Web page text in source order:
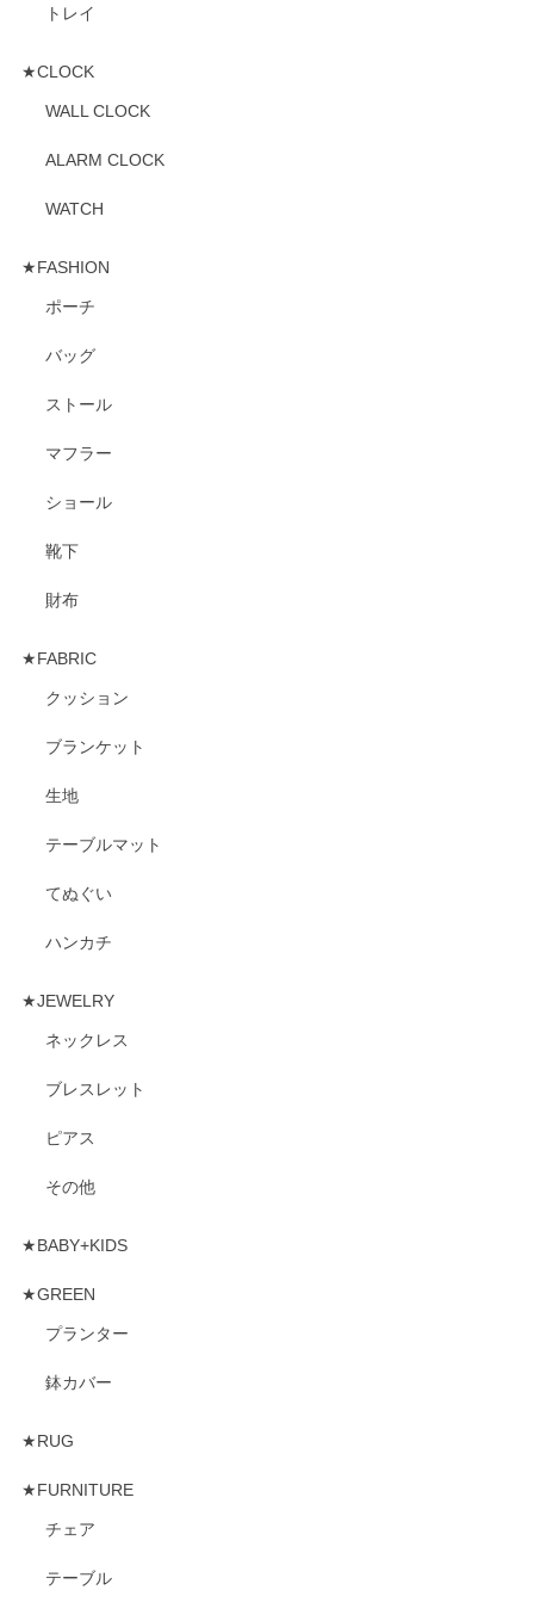
トレイ
★CLOCK
WALL CLOCK
ALARM CLOCK
WATCH
★FASHION
ポーチ
バッグ
ストール
マフラー
ショール
靴下
財布
★FABRIC
クッション
ブランケット
生地
テーブルマット
てぬぐい
ハンカチ
★JEWELRY
ネックレス
ブレスレット
ピアス
その他
★BABY+KIDS
★GREEN
プランター
鉢カバー
★RUG
★FURNITURE
チェア
テーブル